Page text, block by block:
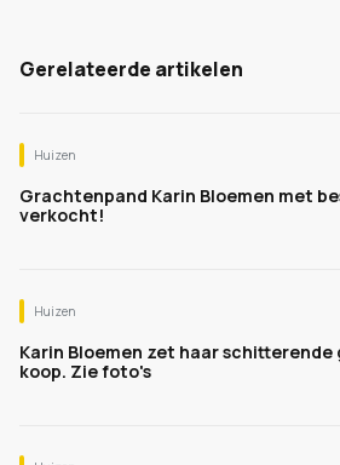
Gerelateerde artikelen
Huizen
Grachtenpand Karin Bloemen met
verkocht!
Huizen
Karin Bloemen zet haar
koop. Zie foto's